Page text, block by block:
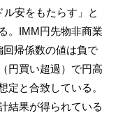
安をもたらす」と
。IMM円先物非商業
帰係数の値は負で
円買い超過）で円高
定と合致している。
結果が得られている